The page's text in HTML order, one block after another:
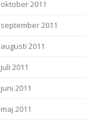
oktober 2011
september 2011
augusti 2011
juli 2011
juni 2011
maj 2011